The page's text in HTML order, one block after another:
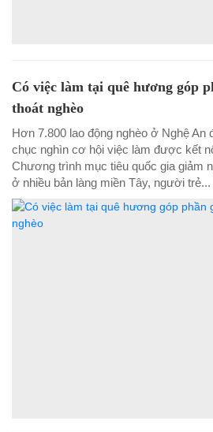
Có việc làm tại quê hương góp
thoát nghèo
Hơn 7.800 lao động nghèo ở Nghệ An
chục nghìn cơ hội việc làm được kết
Chương trình mục tiêu quốc gia giảm
ở nhiều bản làng miền Tây, người trẻ...